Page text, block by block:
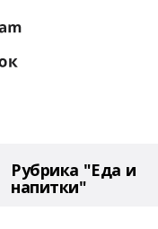
Рубрика "Еда и
напитки"